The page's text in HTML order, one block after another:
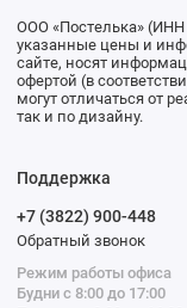
ООО «Постелька» (ИНН
указанные цены и
сайте, носят
офертой (в
могут отличаться от
так и по дизайну.
Поддержка
+7 (3822) 900-448
Обратный звонок
Режим работы офиса
Будни с 8:00 до 17:00